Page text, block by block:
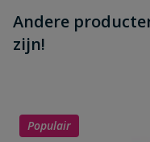
Andere
zijn!
Populair